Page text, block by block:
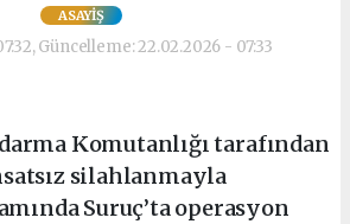
ASAYIŞ
Güncelleme: 22.02.2026 - 07:33
Komutanlığı tarafından
silahlanmayla
Suruç’ta operasyon